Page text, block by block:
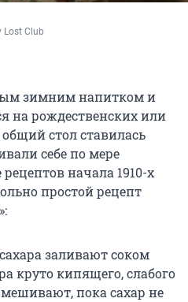
Lost Club
зимним напитком и
на рождественских или
стол ставилась
себе по мере
начала 1910-х
простой рецепт
заливают соком
круто кипящего, слабого
пока сахар не